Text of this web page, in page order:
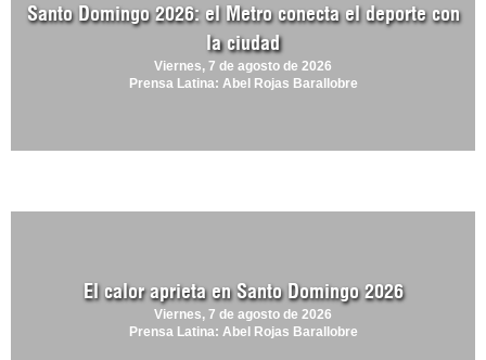
Santo Domingo 2026: el Metro conecta el deporte con
la ciudad
Viernes, 7 de agosto de 2026
Prensa Latina: Abel Rojas Barallobre
El calor aprieta en Santo Domingo 2026
Viernes, 7 de agosto de 2026
Prensa Latina: Abel Rojas Barallobre